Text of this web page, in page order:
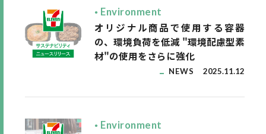
Environment
オリジナル商品で使用する容器
の、環境負荷を低減 "環境配慮型素
材"の使用をさらに強化
NEWS 2025.11.12
Environment